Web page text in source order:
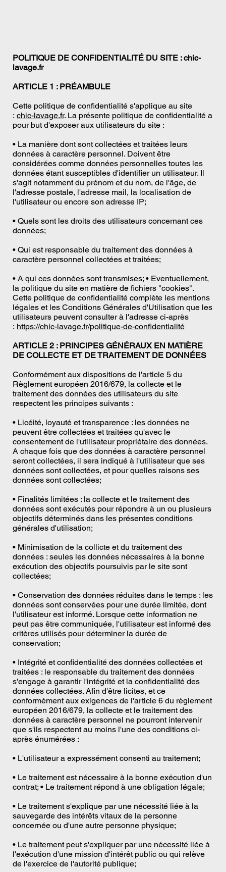
POLITIQUE DE CONFIDENTIALITÉ DU SITE : chic-
lavage.fr
ARTICLE 1 : PRÉAMBULE
Cette politique de confidentialité s'applique au site
: chic-lavage.fr. La présente politique de confidentialité a
pour but d'exposer aux utilisateurs du site :
• La manière dont sont collectées et traitées leurs
données à caractère personnel. Doivent être
considérées comme données personnelles toutes les
données étant susceptibles d'identifier un utilisateur. Il
s'agit notamment du prénom et du nom, de l'âge, de
l'adresse postale, l'adresse mail, la localisation de
l'utilisateur ou encore son adresse IP;
• Quels sont les droits des utilisateurs concernant ces
données;
• Qui est responsable du traitement des données à
caractère personnel collectées et traitées;
• A qui ces données sont transmises; • Eventuellement,
la politique du site en matière de fichiers "cookies".
Cette politique de confidentialité complète les mentions
légales et les Conditions Générales d'Utilisation que les
utilisateurs peuvent consulter à l'adresse ci-après
: https://chic-lavage.fr/politique-de-confidentialité
ARTICLE 2 : PRINCIPES GÉNÉRAUX EN MATIÈRE
DE COLLECTE ET DE TRAITEMENT DE DONNÉES
Conformément aux dispositions de l'article 5 du
Règlement européen 2016/679, la collecte et le
traitement des données des utilisateurs du site
respectent les principes suivants :
• Licéité, loyauté et transparence : les données ne
peuvent être collectées et traitées qu'avec le
consentement de l'utilisateur propriétaire des données.
A chaque fois que des données à caractère personnel
seront collectées, il sera indiqué à l'utilisateur que ses
données sont collectées, et pour quelles raisons ses
données sont collectées;
• Finalités limitées : la collecte et le traitement des
données sont exécutés pour répondre à un ou plusieurs
objectifs déterminés dans les présentes conditions
générales d'utilisation;
• Minimisation de la collicte et du traitement des
données : seules les données nécessaires à la bonne
exécution des objectifs poursuivis par le site sont
collectées;
• Conservation des données réduites dans le temps : les
données sont conservées pour une durée limitée, dont
l'utilisateur est informé. Lorsque cette information ne
peut pas être communiquée, l'utilisateur est informé des
critères utilisés pour déterminer la durée de
conservation;
• Intégrité et confidentialité des données collectées et
traitées : le responsable du traitement des données
s'engage à garantir l'intégrité et la confidentialité des
données collectées. Afin d'être licites, et ce
conformément aux exigences de l'article 6 du règlement
européen 2016/679, la collecte et le traitement des
données à caractère personnel ne pourront intervenir
que s'ils respectent au moins l'une des conditions ci-
après énumérées :
• L'utilisateur a expressément consenti au traitement;
• Le traitement est nécessaire à la bonne exécution d'un
contrat; • Le traitement répond à une obligation légale;
• Le traitement s'explique par une nécessité liée à la
sauvegarde des intérêts vitaux de la personne
concernée ou d'une autre personne physique;
• Le traitement peut s'expliquer par une nécessité liée à
l'exécution d'une mission d'intérêt public ou qui relève
de l'exercice de l'autorité publique;